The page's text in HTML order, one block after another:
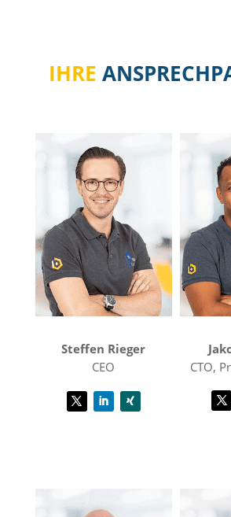
IHRE
Steffen Rieger
CEO
CTO,